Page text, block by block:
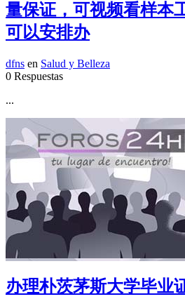
量保证，可视频看样本
可以安排办
dfns en Salud y Belleza
0 Respuestas
...
办理朴茨茅斯大学毕业